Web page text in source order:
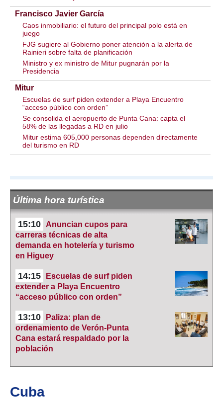
Francisco Javier García
Caos inmobiliario: el futuro del principal polo está en
juego
FJG sugiere al Gobierno poner atención a la alerta de
Rainieri sobre falta de planificación
Ministro y ex ministro de Mitur pugnarán por la
Presidencia
Mitur
Escuelas de surf piden extender a Playa Encuentro
“acceso público con orden”
Se consolida el aeropuerto de Punta Cana: capta el
58% de las llegadas a RD en julio
Mitur estima 605,000 personas dependen directamente
del turismo en RD
Última hora turística
15:10
Anuncian cupos para
carreras técnicas de alta
demanda en hotelería y turismo
en Higuey
14:15
Escuelas de surf piden
extender a Playa Encuentro
“acceso público con orden”
13:10
Paliza: plan de
ordenamiento de Verón-Punta
Cana estará respaldado por la
población
Cuba